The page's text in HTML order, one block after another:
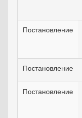
Постановление
Постановление
Постановление